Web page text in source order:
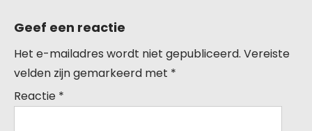
Geef een reactie
Het e-mailadres wordt niet gepubliceerd. Vereiste
velden zijn gemarkeerd met *
Reactie *